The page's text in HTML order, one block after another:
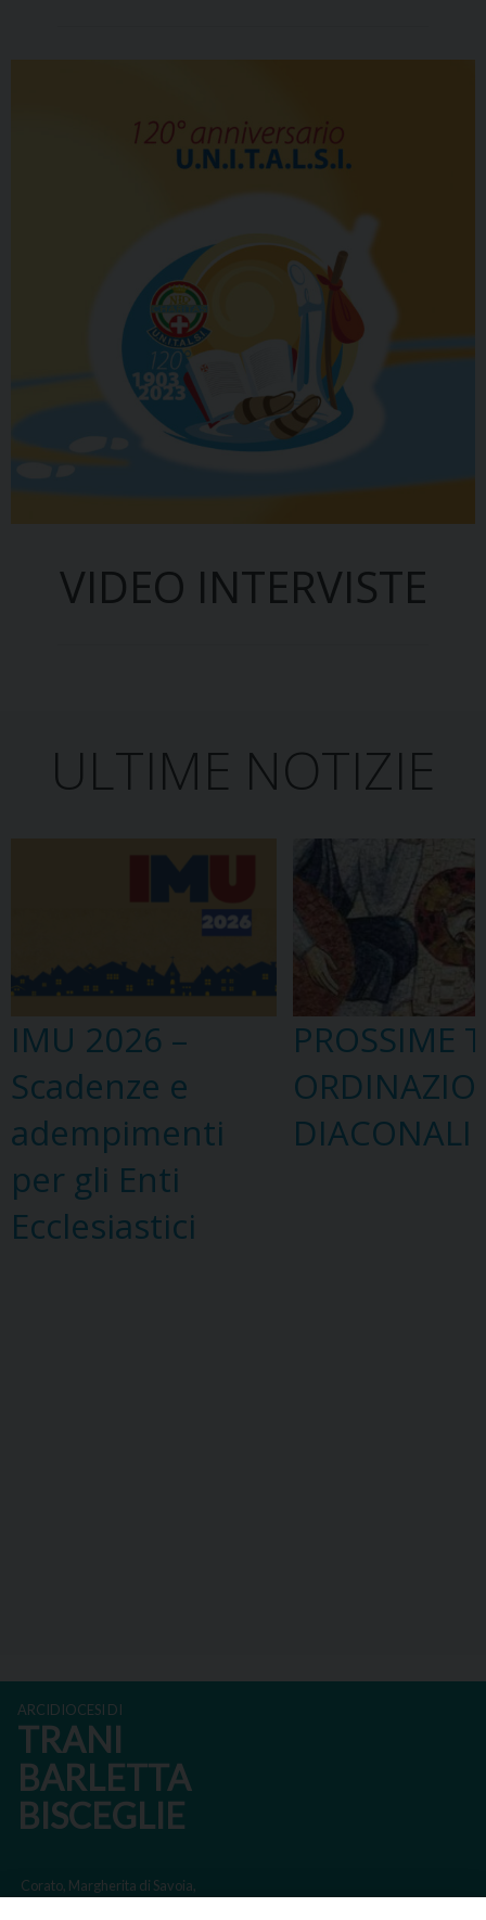
VIDEO INTERVISTE
ULTIME NOTIZIE
IMU 2026 –
Scadenze e
adempimenti
per gli Enti
Ecclesiastici
PROSSIME
DIACONALI
ARCIDIOCESI DI
TRANI
BARLETTA
BISCEGLIE
Corato, Margherita di Savoia,